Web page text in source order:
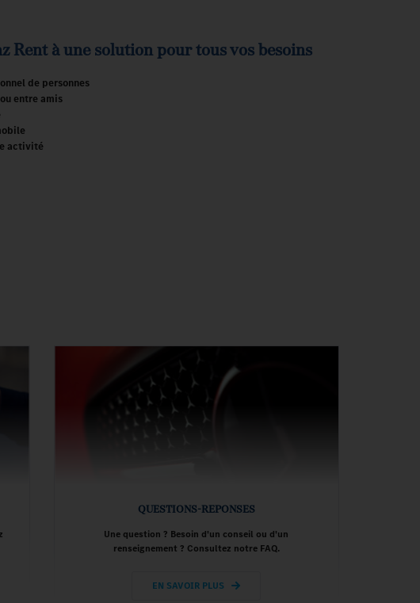
Rent à une solution pour tous vos besoins
de personnes
entre amis
activité
QUESTIONS-REPONSES
Une question ? Besoin d'un conseil ou d'un
renseignement ? Consultez notre FAQ.
EN SAVOIR PLUS